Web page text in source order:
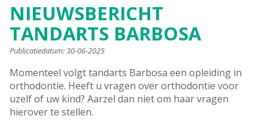
NIEUWSBERICHT
TANDARTS BARBOSA
Publicatiedatum:30-06-2025
Momenteel volgt tandarts Barbosa een opleiding in
orthodontie. Heeft u vragen over orthodontie voor
uzelf of uw kind? Aarzel dan niet om haar vragen
hierover te stellen.